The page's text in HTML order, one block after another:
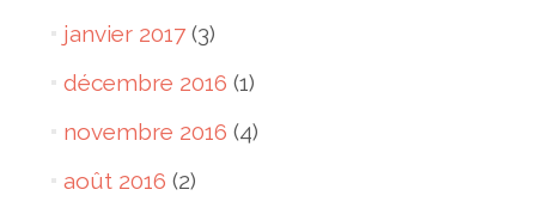
janvier 2017(3)
décembre 2016 (1)
novembre 2016 (4)
août 2016 (2)